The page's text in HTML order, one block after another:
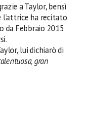
a Taylor, bensì
l’attrice ha recitato
da Febbraio 2015
lui dichiarò di
gran